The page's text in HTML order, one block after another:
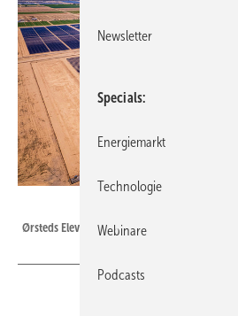
Ørsteds Eleven Mile Solar Center, Arizona (USA)
Newsletter
Specials
Energiemarkt
Technologie
Webinare
Podcasts